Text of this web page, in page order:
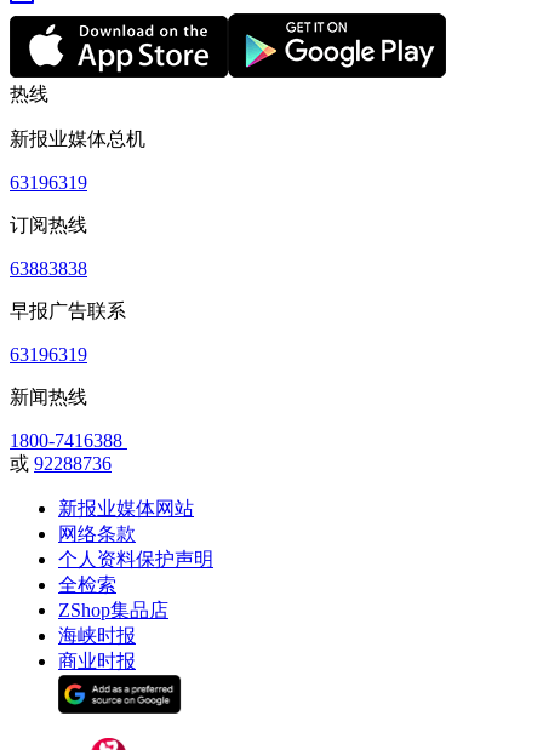
热线
新报业媒体总机
63196319
订阅热线
63883838
早报广告联系
63196319
新闻热线
1800-7416388
或 92288736
新报业媒体网站
网络条款
个人资料保护声明
全检索
ZShop集品店
海峡时报
商业时报